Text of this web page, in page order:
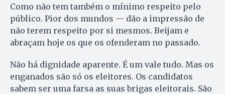
Como não tem também o mínimo respeito pelo
público. Pior dos mundos — dão a impressão de
não terem respeito por si mesmos. Beijam e
abraçam hoje os que os ofenderam no passado.
Não há dignidade aparente. É um vale tudo. Mas os
enganados são só os eleitores. Os candidatos
sabem ser uma farsa as suas brigas eleitorais. São